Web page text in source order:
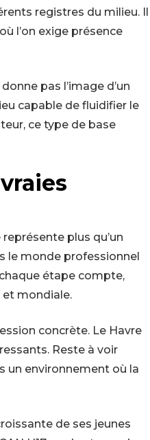
registres du milieu. Il
l’on exige présence
pas l’image d’un
capable de fluidifier le
ce type de base
plus qu’un
le monde professionnel
étape compte,
et mondiale.
concrète. Le Havre
Reste à voir
un environnement où la
de ses jeunes